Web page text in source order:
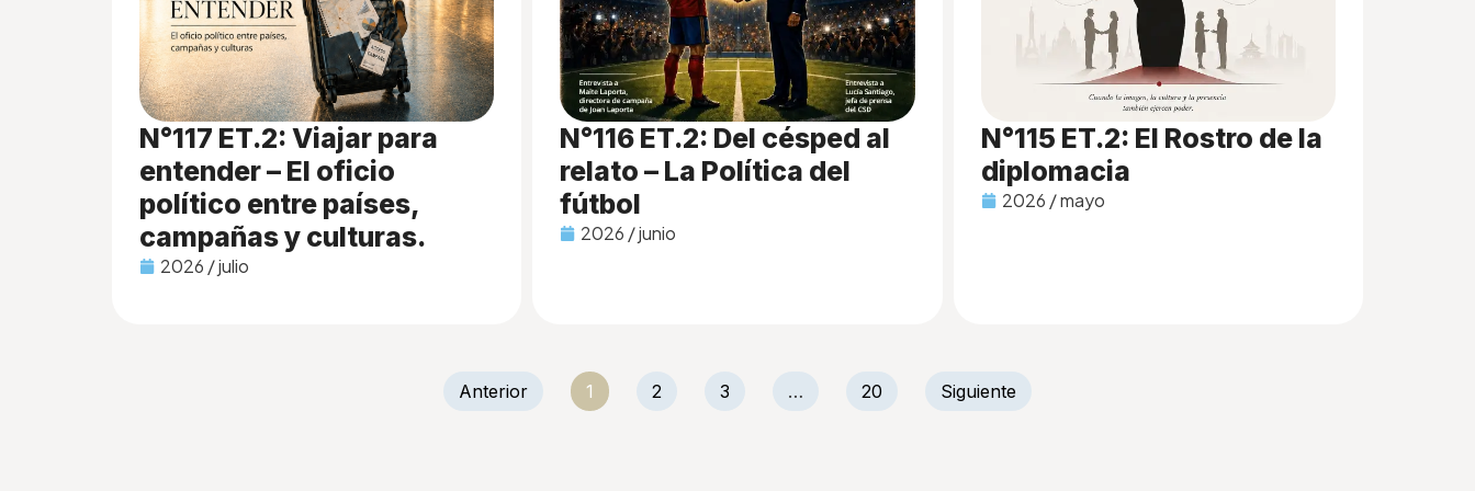
N°117 ET.2: Viajar para
entender – El oficio
político entre países,
campañas y culturas.
2026 / julio
N°116 ET.2: Del césped al
relato – La Política del
fútbol
2026 / junio
N°115 ET.2: El Rostro de la
diplomacia
2026 / mayo
Anterior 1 2 3 … 20 Siguiente